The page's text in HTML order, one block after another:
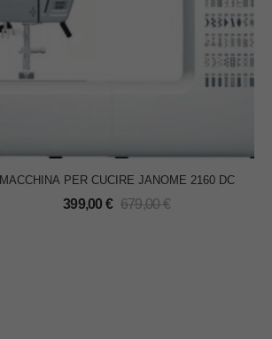
MACCHINA PER CUCIRE JANOME 2160 DC
399,00 € 679,00€